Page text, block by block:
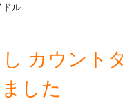
ドル
し カウント
した